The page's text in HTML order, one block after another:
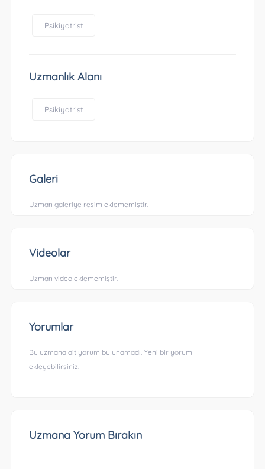
Psikiyatrist
Uzmanlık Alanı
Psikiyatrist
Galeri
Uzman galeriye resim eklememiştir.
Videolar
Uzman video eklememiştir.
Yorumlar
Bu uzmana ait yorum bulunamadı. Yeni bir yorum
ekleyebilirsiniz.
Uzmana Yorum Bırakın